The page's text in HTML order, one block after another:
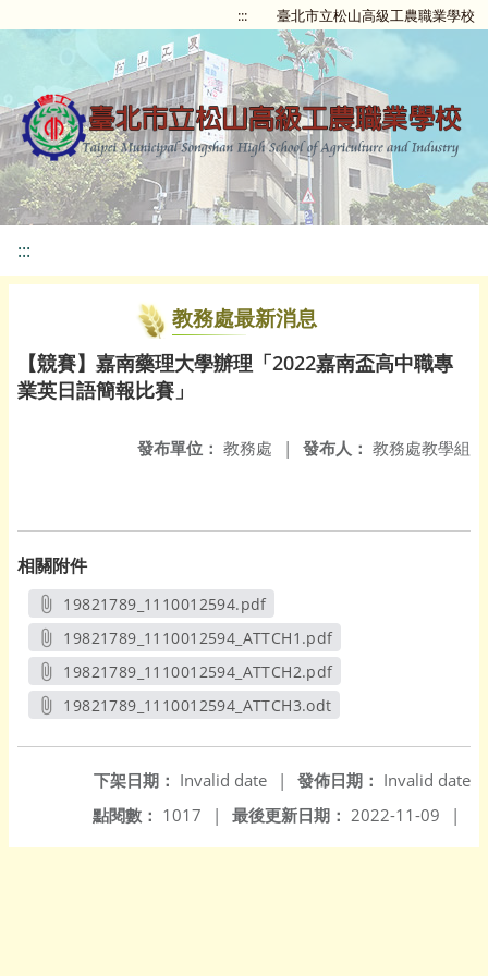
::: 臺北市立松山高級工農職業學校
:::
教務處最新消息
【競賽】嘉南藥理大學辦理「2022嘉南盃高中職專
業英日語簡報比賽」
發布人： 教務處教學組
發布單位： 教務處 |
相關附件
19821789_1110012594.pdf
另開新視窗
19821789_1110012594_ATTCH1.pdf
另開新視窗
19821789_1110012594_ATTCH2.pdf
另開新視窗
19821789_1110012594_ATTCH3.odt
發佈日期： Invalid date
下架日期： Invalid date
|
最後更新日期： 2022-11-09 |
點閱數： 1017 |